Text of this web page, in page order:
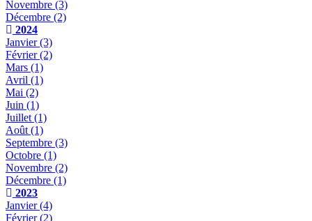
Novembre (3)
Décembre (2)
2024
Janvier(3)
Février(2)
Mars (1)
Avril (1)
Mai (2)
Juin (1)
Juillet (1)
Août (1)
Septembre (3)
Octobre (1)
Novembre (2)
Décembre (1)
2023
Janvier(4)
Février(2)